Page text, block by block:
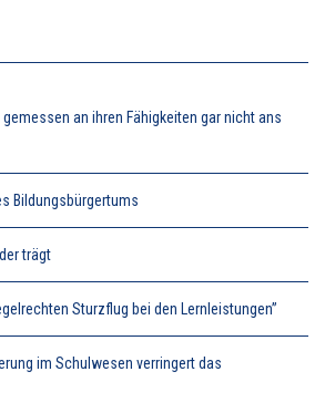
an ihren Fähigkeiten gar nicht ans
Bildungsbürgertums
trägt
Sturzflug bei den Lernleistungen”
im Schulwesen verringert das